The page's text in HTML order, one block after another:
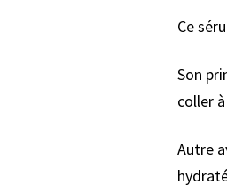
Ce
Son
coller
Autre